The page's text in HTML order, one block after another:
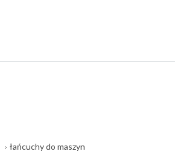
łańcuchy do maszyn